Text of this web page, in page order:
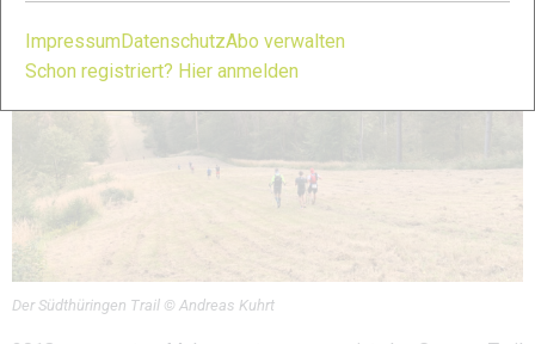
Der Südthüringen Trail © Andreas Kuhrt
ImpressumDatenschutzAbo verwalten
Schon registriert? Hier anmelden